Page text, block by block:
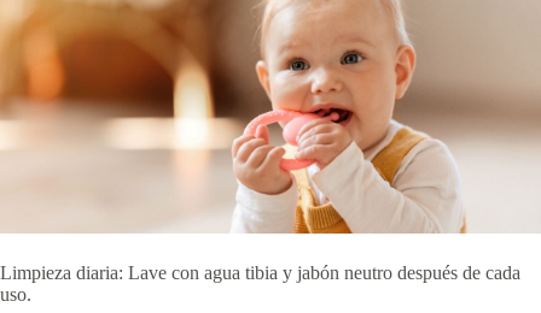
Limpieza diaria: Lave con agua tibia y jabón neutro después de cada
uso.